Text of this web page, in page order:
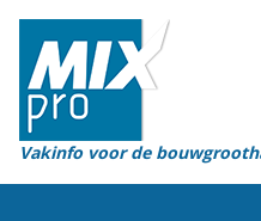
Vakinfo voor de
Home
Magazines
Organisaties